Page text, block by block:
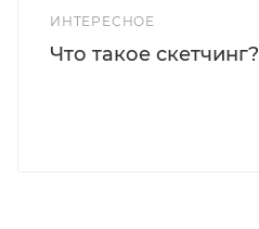
ИНТЕРЕСНОЕ
Что такое скетчинг?